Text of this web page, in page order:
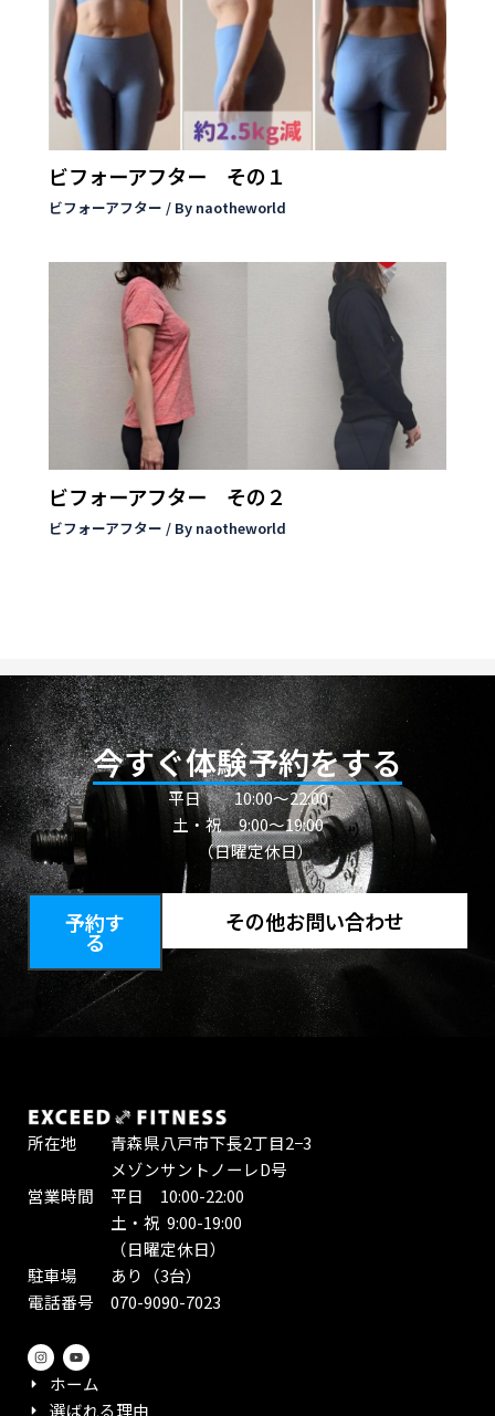
ビフォーアフター その１
ビフォーアフター / By naotheworld
ビフォーアフター その２
ビフォーアフター / By naotheworld
今すぐ体験予約をする
平日10:00〜22:00
土・祝 9:00～19:00
（日曜定休日）
予約す
る
その他お問い合わせ
所在地 青森県八戸市下長2丁目2−3
メゾンサントノーレD号
営業時間 平日 10:00-22:00
土・祝 9:00-19:00
（日曜定休日）
駐車場 あり（3台）
電話番号 070-9090-7023
I
n
s
Y
o
u
t
u
ホーム
選ばれる理由